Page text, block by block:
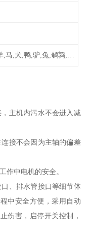
骡,鸡,蜂,鹅,猪,羊,马,犬,鸭,驴,兔,鹌鹑,牛,鸽
主机内污水不会进入减
接不会因为主轴的偏差
作中电机的安全。
、排水管接口等细节体
中安全方便，采用自动
伤害，启停开关控制，